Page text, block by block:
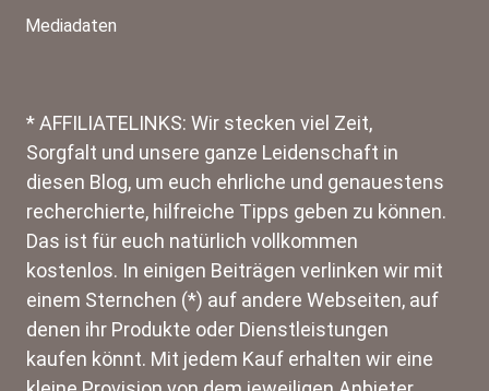
Mediadaten
* AFFILIATELINKS: Wir stecken viel Zeit,
Sorgfalt und unsere ganze Leidenschaft in
diesen Blog, um euch ehrliche und genauestens
recherchierte, hilfreiche Tipps geben zu können.
Das ist für euch natürlich vollkommen
kostenlos. In einigen Beiträgen verlinken wir mit
einem Sternchen (*) auf andere Webseiten, auf
denen ihr Produkte oder Dienstleistungen
kaufen könnt. Mit jedem Kauf erhalten wir eine